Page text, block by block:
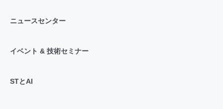
ニュースセンター
イベント & 技術セミナー
STとAI